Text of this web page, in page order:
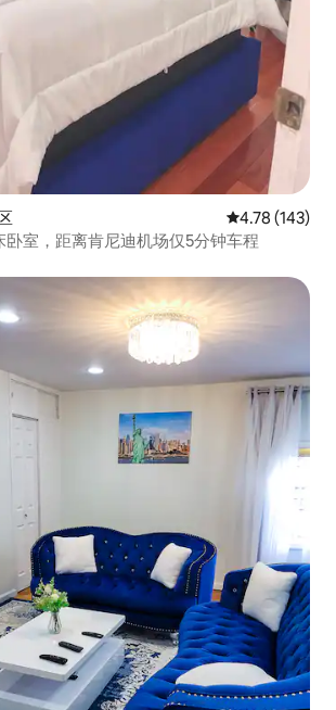
平均评分 4.78
4.78 (143)
卧室，距离肯尼迪机场仅5分钟车程